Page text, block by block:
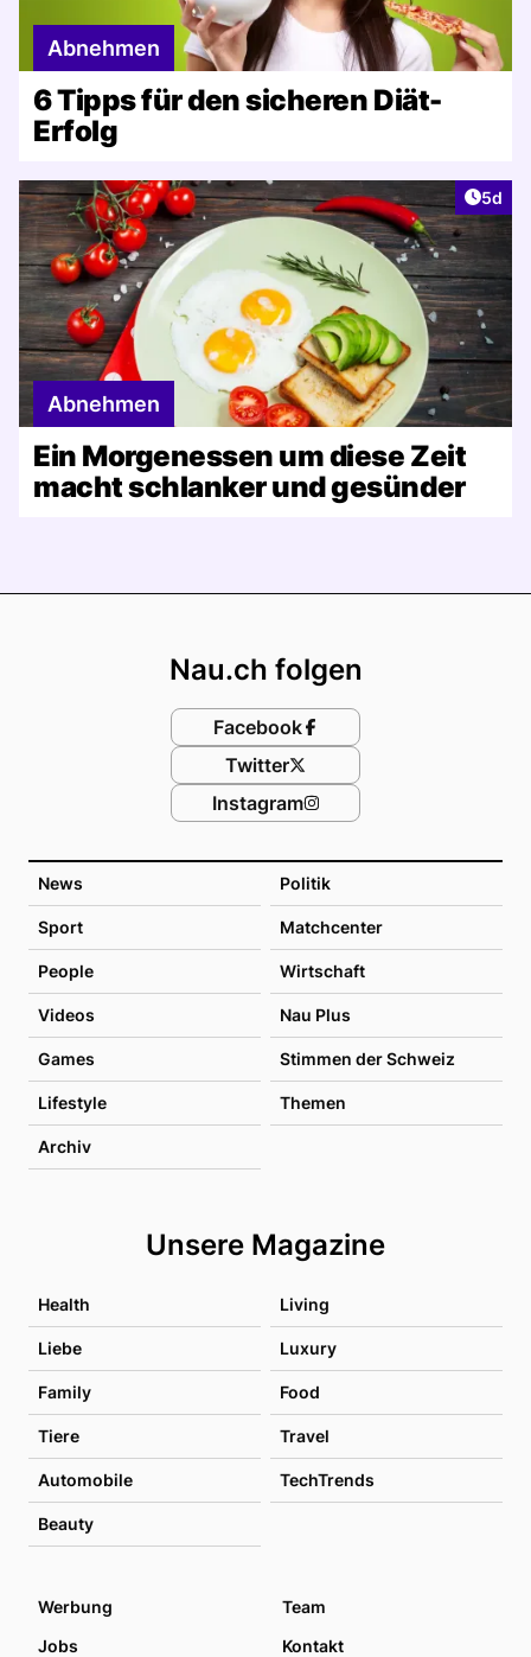
Abnehmen
6 Tipps für den sicheren Diät-
Erfolg
5d
Abnehmen
Ein Morgenessen um diese Zeit
macht schlanker und gesünder
News Politik
Sport Matchcenter
People Wirtschaft
Videos Nau Plus
Games Stimmen der Schweiz
Lifestyle Themen
Archiv
Unsere Magazine
Health Living
Liebe Luxury
Family Food
Tiere Travel
Automobile TechTrends
Beauty
Nau.ch folgen
Facebook
Twitter
Instagram
Werbung
Team
Jobs
Kontakt